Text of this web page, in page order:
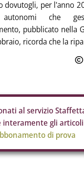
dovutogli, per l'anno
autonomi che
pubblicato nella
ricorda che la
al servizio
interamente gli
di prova